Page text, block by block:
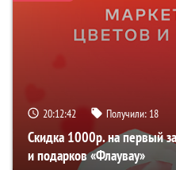
20:12:41 Получили: 18
Скидка 1000р. на первый
и подарков «Флаувау»